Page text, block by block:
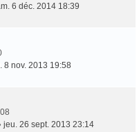
6 déc. 2014 18:39
8 nov. 2013 19:58
jeu. 26 sept. 2013 23:14